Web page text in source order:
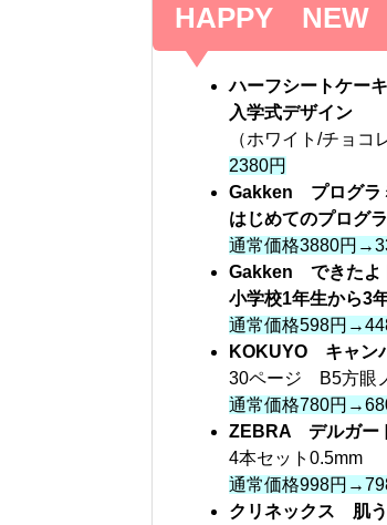
HAPPY NEW
ハーフシートケー
入学式デザイン
（ホワイト/チョコ
2380円
Gakken プログラ
はじめてのプログ
通常価格3880円
Gakken できたよ
小学校1年生から3
通常価格598円
KOKUYO キャン
30ページ B5方眼
通常価格780円
ZEBRA デルガー
4本セット0.5mm
通常価格998円
クリネックス 肌